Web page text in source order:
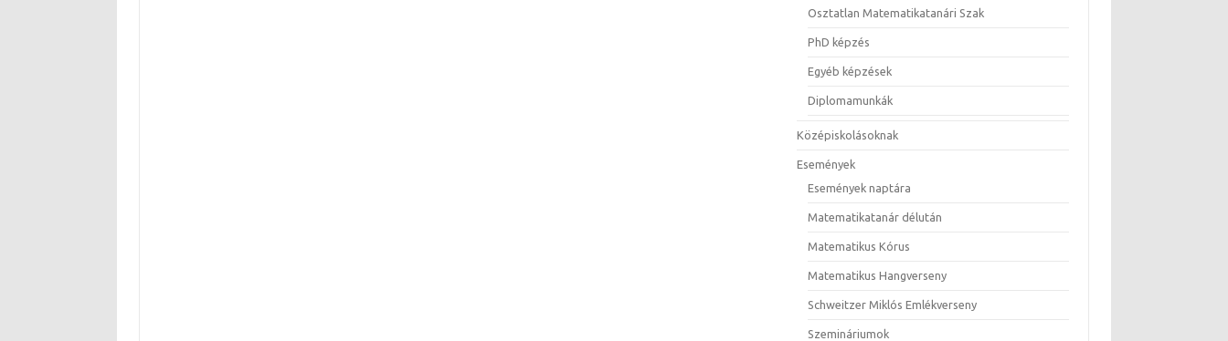
Osztatlan Matematikatanári Szak
PhD képzés
Egyéb képzések
Diplomamunkák
Középiskolásoknak
Események
Események naptára
Matematikatanár délután
Matematikus Kórus
Matematikus Hangverseny
Schweitzer Miklós Emlékverseny
Szemináriumok